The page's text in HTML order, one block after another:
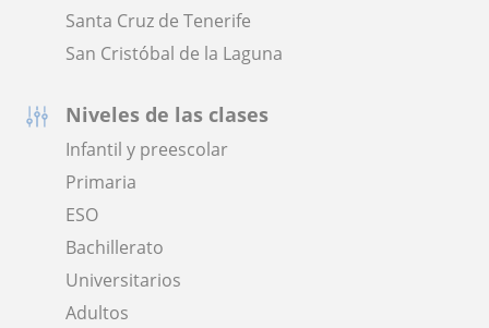
Santa Cruz de Tenerife
San Cristóbal de la Laguna
Niveles de las clases
Infantil y preescolar
Primaria
ESO
Bachillerato
Universitarios
Adultos